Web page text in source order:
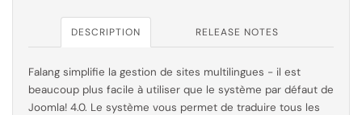
DESCRIPTION RELEASE NOTES
Falang simplifie la gestion de sites multilingues - il est
beaucoup plus facile à utiliser que le système par défaut de
Joomla! 4.0. Le système vous permet de traduire tous les